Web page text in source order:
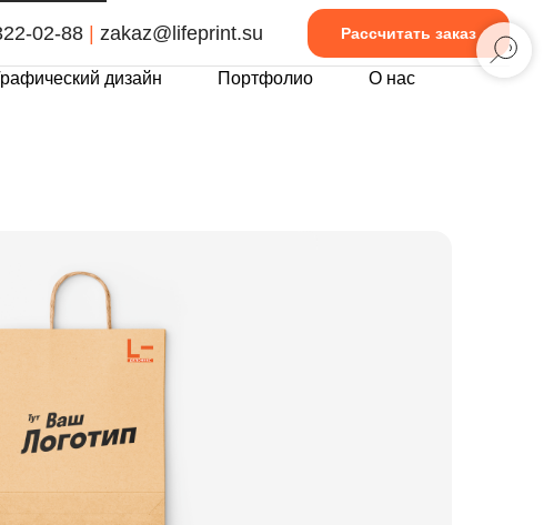
02-88 | zakaz@lifeprint.su Рассчитать заказ
дизайн Портфолио
О нас